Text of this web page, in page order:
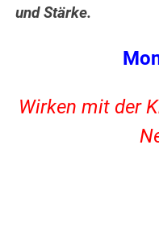
und Stärke.
Wirken mit der